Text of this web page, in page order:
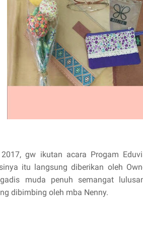
gw ikutan acara Progam
itu langsung diberikan oleh
muda penuh semangat
dibimbing oleh mba Nenny.